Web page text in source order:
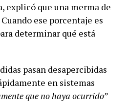
explicó que una merma de
ese porcentaje es
determinar qué está
pasan desapercibidas
en sistemas
que no haya ocurrido”